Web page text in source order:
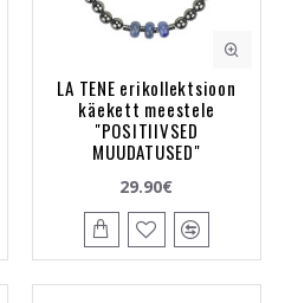
LA TENE erikollektsioon
käekett meestele
"POSITIIVSED
MUUDATUSED"
29.90€